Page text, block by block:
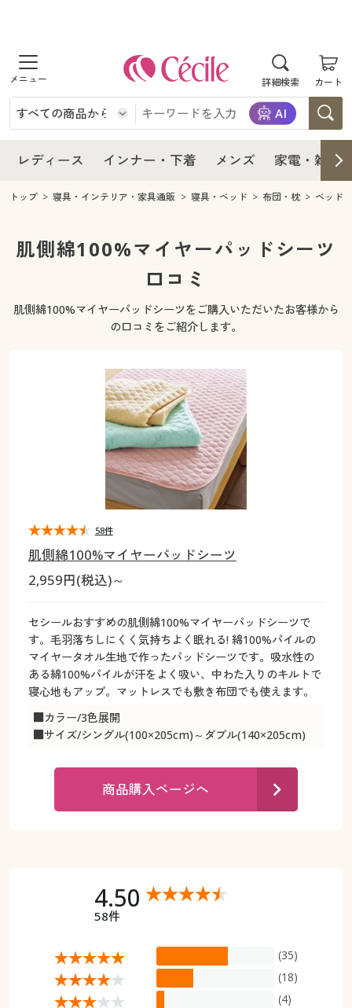
詳細検索 カート
商品を探す
レディース
レディースファッション
女性下着
インナー・下着
インナー・下着通販すべて
女性下着
ジュニア・ティーンズ下着
メンズ
メンズ通販すべて
家電・雑貨
キッチン・雑貨・日用品
寝具・インテリア・家具
寝具・インテリア・家具通販すべて
カーテン・ラグ・ファブリック
美容・健康通販すべて
美容・健康・サプリメント
制服・スクール
制服・スクールすべて
ジュニア・ティーンズ下着
大きいサイズ通販すべて
大きいサイズ レディース服
大きいサイズ レディース下着
大きいサイズ メンズ
大きいサイズ 事務・制服
カタログ
カタログ・チラシからのご注文
デジタルカタログ
カタログ無料プレゼント
ご利用ガイド
よくある質問とお問い合わせ
レディース インナー・下着 メンズ 家電・雑貨
レディース
レディース通販すべて
レディースファッション
インナー・下着
インナー・下着通販すべて
ジュニア・ティーンズ下着
メンズ
キッチン・雑貨・日用品
寝具・インテリア・家具通販すべて
家具・収納
カーテン・ラグ・ファブリック
美容・健康通販すべて
制服・スクール
ジュニア・ティーンズ下着
大きいサイズ通販すべて
大きいサイズ レディース服
大きいサイズ レディース下着
大きいサイズ メンズ
大きいサイズ 事務・制服
カタログ
カタログ無料プレゼント
会員メニュー
マイページ
閲覧履歴
ご利用ガイド
トップ 寝具・インテリア・家具通販 寝具・ベッド 布団・枕 ベッド
肌側綿100%マイヤーパッドシーツ
口コミ
肌側綿100%マイヤーパッドシーツをご購入いただいたお客様から
の口コミをご紹介します。
肌側綿100%マイヤーパッドシーツ
2,959円(税込)～
セシールおすすめの肌側綿100%マイヤーパッドシーツで
す。毛羽落ちしにくく気持ちよく眠れる! 綿100%パイルの
マイヤータオル生地で作ったパッドシーツです。吸水性の
ある綿100%パイルが汗をよく吸い、中わた入りのキルトで
寝心地もアップ。マットレスでも敷き布団でも使えます。
■カラー/3色展開
■サイズ/シングル(100×205cm)～ダブル(140×205cm)
58件
商品購入ページへ
4.50
58件
(35)
(18)
(4)